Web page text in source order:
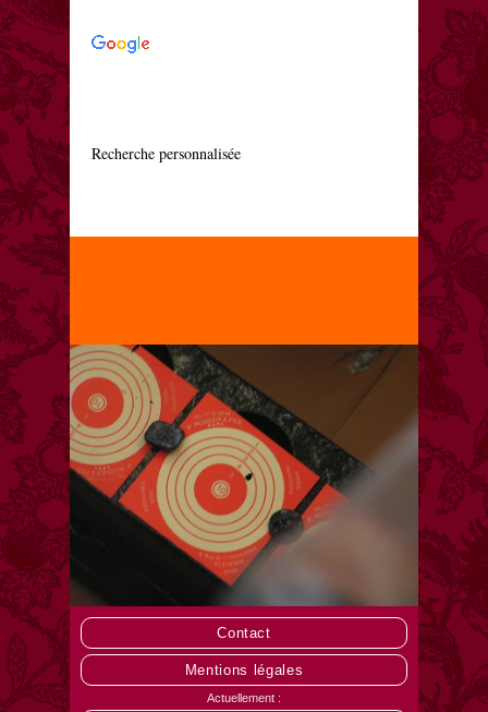
Contact
Mentions légales
Actuellement :